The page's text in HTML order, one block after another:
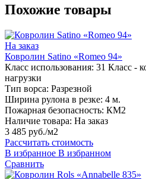
Похожие товары
На заказ
Ковролин Satino «Romeo 94»
Класс использования: 31 Класс -
нагрузки
Тип ворса: Разрезной
Ширина рулона в резке: 4 м.
Пожарная безопасность: КМ2
Наличие товара: На заказ
3 485 руб./м2
Рассчитать стоимость
В избранное В избранном
Сравнить